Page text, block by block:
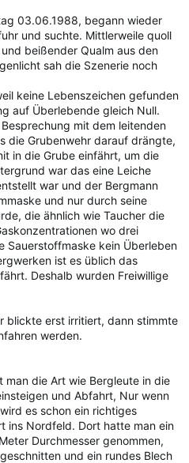
03.06.1988, begann wieder
und suchte. Mittlerweile quoll
beißender Qualm aus den
sah die Szenerie noch
keine Lebenszeichen gefunden
auf Überlebende gleich Null.
mit dem leitenden
die Grubenwehr darauf drängte,
in die Grube einfährt, um die
war das eine Leiche
war und der Bergmann
und nur durch seine
die ähnlich wie Taucher die
wo drei
Sauerstoffmaske kein Überleben
ist es üblich das
Deshalb wurden Freiwillige
blickte erst irritiert, dann stimmte
werden.
man die Art wie Bergleute in die
und Abfahrt, Nur wenn
es schon ein richtiges
ins Nordfeld. Dort hatte man ein
Durchmesser genommen,
und ein rundes Blech